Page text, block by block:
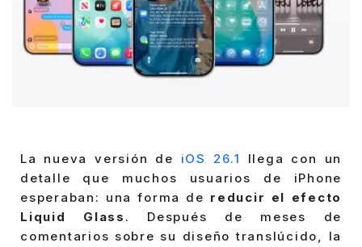
La nueva versión de iOS 26.1
llega con un
detalle que muchos usuarios de iPhone
esperaban: una forma de reducir el efecto
Liquid Glass . Después de meses de
comentarios sobre su diseño translúcido, la